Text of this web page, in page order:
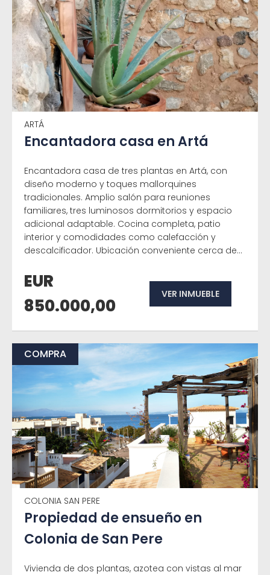
ARTÁ
Encantadora casa en Artá
Encantadora casa de tres plantas en Artá, con
diseño moderno y toques mallorquines
tradicionales. Amplio salón para reuniones
familiares, tres luminosos dormitorios y espacio
adicional adaptable. Cocina completa, patio
interior y comodidades como calefacción y
descalcificador. Ubicación conveniente cerca de...
EUR
850.000,00
VER INMUEBLE
COMPRA
COLONIA SAN PERE
Propiedad de ensueño en
Colonia de San Pere
Vivienda de dos plantas, azotea con vistas al mar